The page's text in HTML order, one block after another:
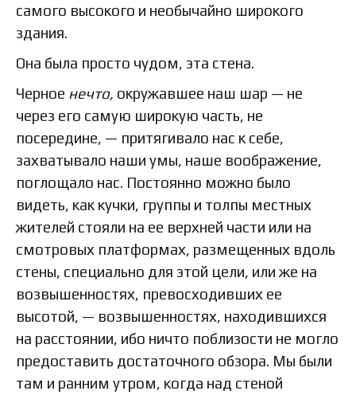
самого высокого и необычайно широкого
здания.
Она была просто чудом, эта стена.
Черное нечто, окружавшее наш шар — не
через его самую широкую часть, не
посередине, — притягивало нас к себе,
захватывало наши умы, наше воображение,
поглощало нас. Постоянно можно было
видеть, как кучки, группы и толпы местных
жителей стояли на ее верхней части или на
смотровых платформах, размещенных вдоль
стены, специально для этой цели, или же на
возвышенностях, превосходивших ее
высотой, — возвышенностях, находившихся
на расстоянии, ибо ничто поблизости не могло
предоставить достаточного обзора. Мы были
там и ранним утром, когда над стеной